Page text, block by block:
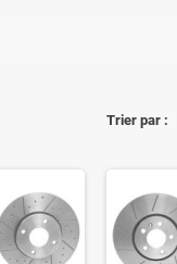
Trier par :